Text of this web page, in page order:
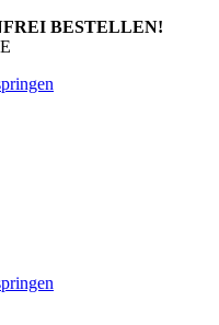
BESTELLEN!